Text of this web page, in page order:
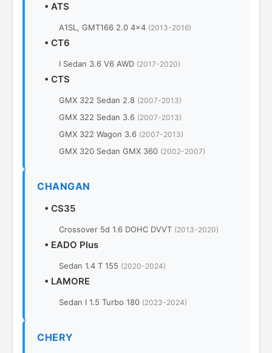
• ATS
A1SL, GMT166 2.0 4x4 (2013-2016)
• CT6
I Sedan 3.6 V6 AWD (2017-2020)
• CTS
GMX 322 Sedan 2.8 (2007-2013)
GMX 322 Sedan 3.6 (2007-2013)
GMX 322 Wagon 3.6 (2007-2013)
GMX 320 Sedan GMX 360 (2002-2007)
CHANGAN
• CS35
Crossover 5d 1.6 DOHC DVVT (2013-2020)
• EADO Plus
Sedan 1.4 T 155 (2020-2024)
• LAMORE
Sedan I 1.5 Turbo 180 (2023-2024)
CHERY